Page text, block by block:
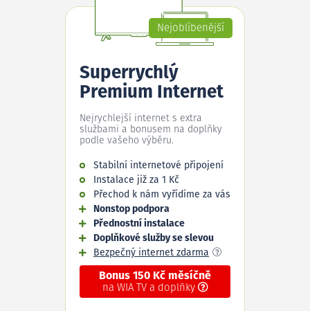
Nejoblíbenější
Superrychlý
Premium Internet
Nejrychlejší internet s extra
službami a bonusem na doplňky
podle vašeho výběru.
Stabilní internetové připojení
Instalace již za 1 Kč
Přechod k nám vyřídíme za vás
Nonstop podpora
Přednostní instalace
Doplňkové služby se slevou
Bezpečný internet zdarma
Bonus 150 Kč měsíčně
na WIA TV a doplňky